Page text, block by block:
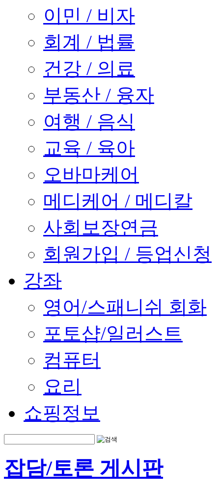
이민 / 비자
회계 / 법률
건강 / 의료
부동산 / 융자
여행 / 음식
교육 / 육아
오바마케어
메디케어 / 메디칼
사회보장연금
회원가입 / 등업신청
강좌
영어/스패니쉬 회화
포토샵/일러스트
컴퓨터
요리
쇼핑정보
잡담/토론 게시판